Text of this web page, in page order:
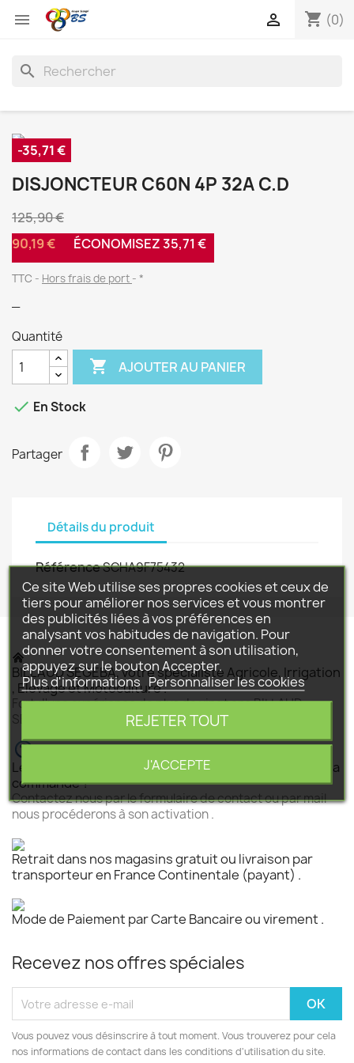
 shopping_cart (0)

search
-35,71 €
DISJONCTEUR C60N 4P 32A C.D
125,90 €
90,19 €
ÉCONOMISEZ 35,71 €
TTC Hors frais de port *
Quantité
 AJOUTER AU PANIER
 En Stock
Partager
Détails du produit
RéférenceSCHA9F75432
BILLAUD SEGEBA, votre spécialiste Agricole, Irrigation
, Elevage et Motoculture .
Fort d'une expérience de plus de vingt ans BILLAUD
SEGEBA vous accompagne dans tous vos projets .
Le produit est disponible mais n 'est pas activé pour la
commande ?
Contactez nous par le formulaire de contact ou par mail
nous procéderons à son activation .
Retrait dans nos magasins gratuit ou livraison par
transporteur en France Continentale (payant) .
Mode de Paiement par Carte Bancaire ou virement .
Recevez nos offres spéciales
Vous pouvez vous désinscrire à tout moment. Vous trouverez pour cela
nos informations de contact dans les conditions d'utilisation du site.
Ce site Web utilise ses propres cookies et ceux de
tiers pour améliorer nos services et vous montrer
des publicités liées à vos préférences en
analysant vos habitudes de navigation. Pour
donner votre consentement à son utilisation,
appuyez sur le bouton Accepter.
Plus d'informations Personnaliser les cookies
REJETER TOUT
J'ACCEPTE